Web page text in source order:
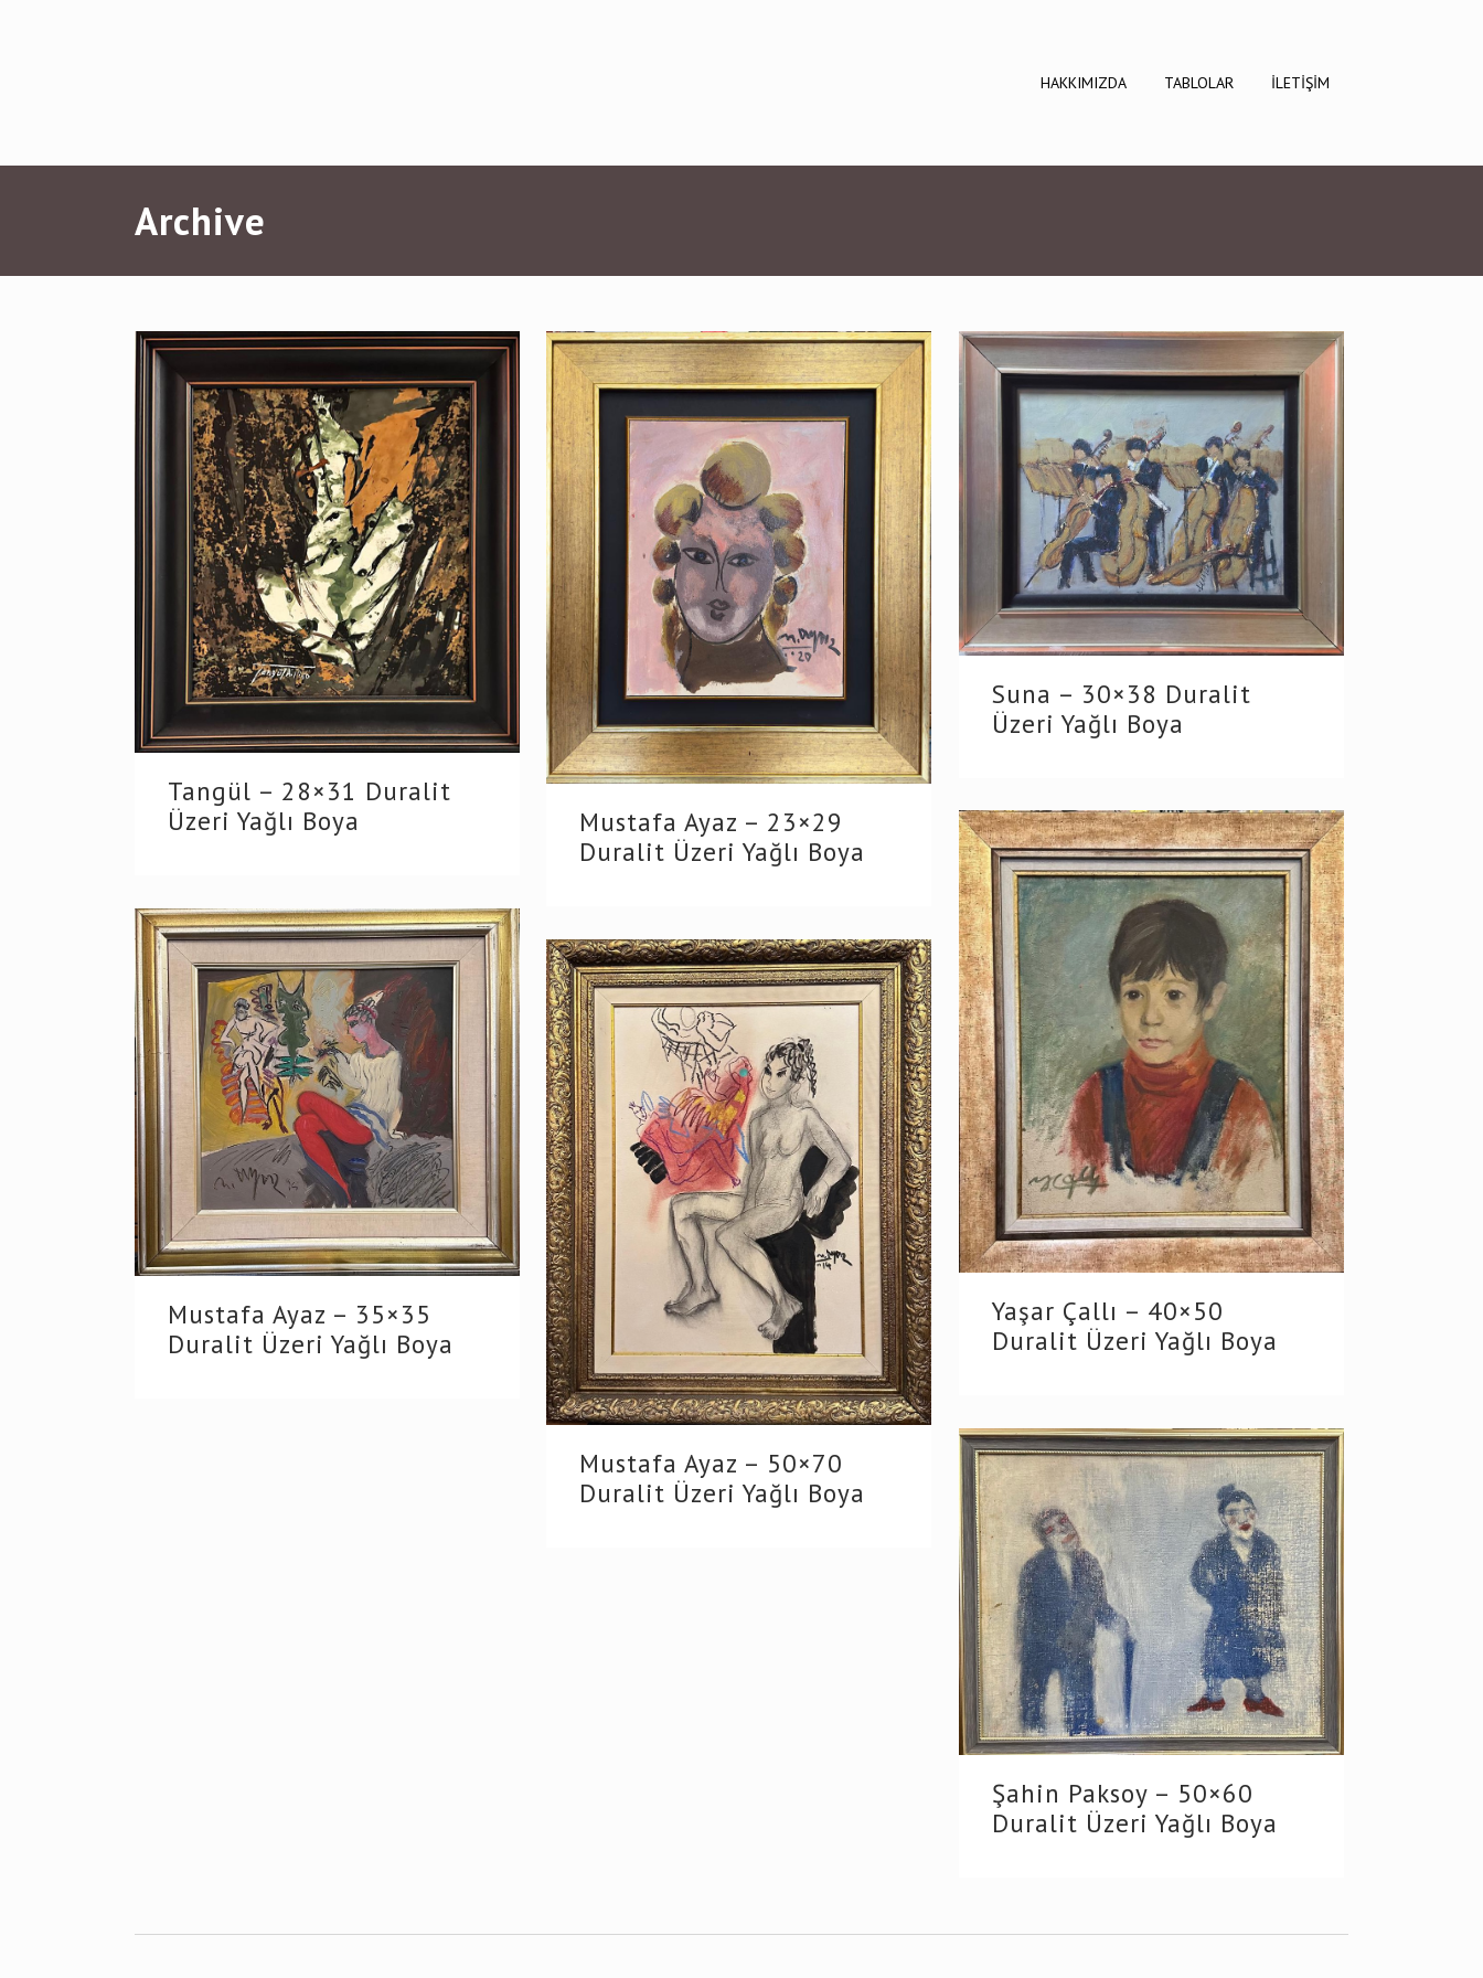
HAKKIMIZDA TABLOLAR İLETİŞİM
Archive
Tangül – 28×31 Duralit
Üzeri Yağlı Boya
Mustafa Ayaz – 23×29
Duralit Üzeri Yağlı Boya
Suna – 30×38 Duralit
Üzeri Yağlı Boya
Yaşar Çallı – 40×50
Duralit Üzeri Yağlı Boya
Mustafa Ayaz – 35×35
Duralit Üzeri Yağlı Boya
Mustafa Ayaz – 50×70
Duralit Üzeri Yağlı Boya
Şahin Paksoy – 50×60
Duralit Üzeri Yağlı Boya